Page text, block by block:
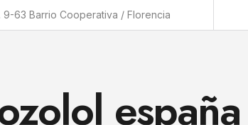
9-63 Barrio Cooperativa / Florencia
españa